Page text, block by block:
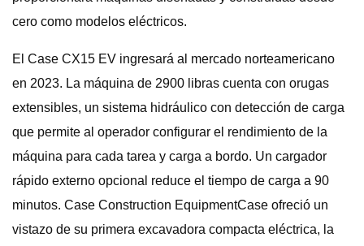
cero como modelos eléctricos.
El Case CX15 EV ingresará al mercado norteamericano
en 2023. La máquina de 2900 libras cuenta con orugas
extensibles, un sistema hidráulico con detección de carga
que permite al operador configurar el rendimiento de la
máquina para cada tarea y carga a bordo. Un cargador
rápido externo opcional reduce el tiempo de carga a 90
minutos. Case Construction EquipmentCase ofreció un
vistazo de su primera excavadora compacta eléctrica, la